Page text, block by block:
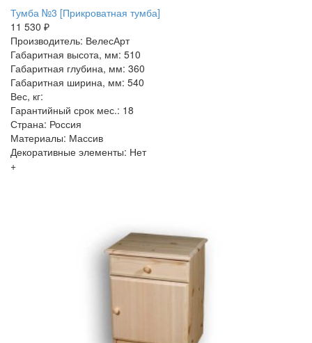
Тумба №3 [Прикроватная тумба]
11 530 ₽
Производитель: ВелесАрт
Габаритная высота, мм: 510
Габаритная глубина, мм: 360
Габаритная ширина, мм: 540
Вес, кг:
Гарантийный срок мес.: 18
Страна: Россия
Материалы: Массив
Декоративные элементы: Нет
+